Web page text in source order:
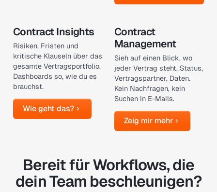
Contract Insights
Risiken, Fristen und
kritische Klauseln über das
gesamte Vertragsportfolio.
Dashboards so, wie du es
brauchst.
Wie geht das?
Wie geht das?
Contract
Management
Sieh auf einen Blick, wo
jeder Vertrag steht. Status,
Vertragspartner, Daten.
Kein Nachfragen, kein
Suchen in E-Mails.
Zeig mir mehr
Zeig mir mehr
Bereit für Workflows, die
dein Team beschleunigen?